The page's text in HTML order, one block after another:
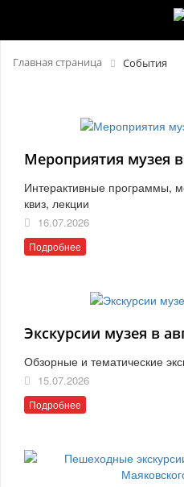
Главная страница События
Мероприятия музея в
Интерактивные программы,
квиз, лекции
16.07.2026
Подробнее
Экскурсии музея в
Обзорные и тематические
15.07.2026
Подробнее